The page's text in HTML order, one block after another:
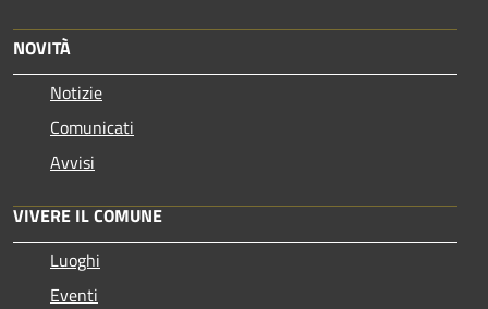
NOVITÀ
Notizie
Comunicati
Avvisi
VIVERE IL COMUNE
Luoghi
Eventi